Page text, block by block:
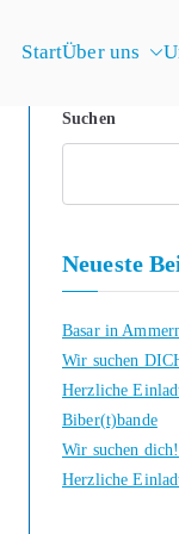
StartÜber uns
Suchen
Neueste
Basar in
Wir suchen
Herzliche
Biber(t)bande
Wir suchen dich!
Herzliche